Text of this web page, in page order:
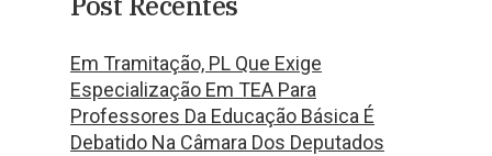
Em Tramitação, PL Que Exige
Especialização Em TEA Para
Professores Da Educação Básica É
Debatido Na Câmara Dos Deputados